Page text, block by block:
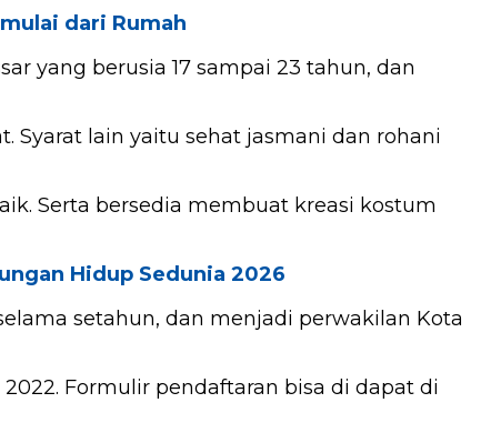
dari Rumah
yang berusia 17 sampai 23 tahun, dan
Syarat lain yaitu sehat jasmani dan rohani
Serta bersedia membuat kreasi kostum
Hidup Sedunia 2026
setahun, dan menjadi perwakilan Kota
Formulir pendaftaran bisa di dapat di